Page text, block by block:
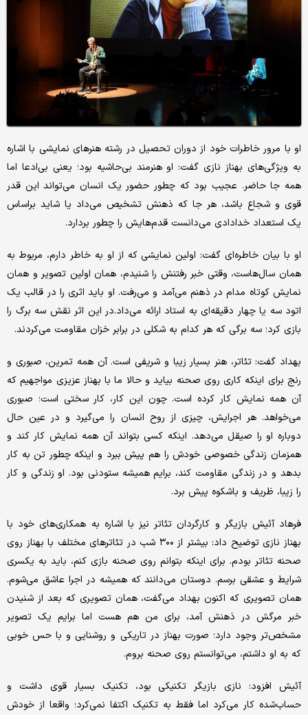
او با مرور خاطرات خود از دوران تحصیل در رشته هنرهای نمایشی با اشاره
به ویژگی‌های بهناز نازی گفت: او هنرمند بی‌حاشیه بود؛ یعنی بی‌ادعا اما
همه‌ جا حاضر. عجیب بود که چطور حضور یک انسان می‌تواند این‌ قدر
قوی و شجاع باشد، هر جا که ذهنش تشخیص می‌داد یا شاید براساس
یک استعداد خدادادی می‌دانست قدم‌هایش را چطور بردارد.
او با بیان خاطره‌ای گفت: اولین نمایشی که از او به خاطر دارم، مربوط به
همان سال‌هاست، وقتی خبر رفتنش را شنیدم، همان اولین تصویر و همان
نمایش کوتاه مدام در ذهنم می‌آمد و می‌رفت. او باید اثری را در قالب یک
اتود سه یا چهار دقیقه‌ای به استاد ارائه می‌داد.در این اثر نقش سه برگ را
بازی کرد؛ سه برگی که هر کدام به شکلی در برابر خزان مقاومت می‌کردند.
بهداد گفت: تئاتر، هنر بسیار زیبا و شریفی است. آن‌ همه تمرین، صبوری و
رنج برای اینکه کاری روی صحنه بیاید و حالا ما با بهناز عزیزی مواجهیم که
آن‌ همه نمایش کار کرده است. چون این کار، کار سختی‌ است؛ صبوری
می‌خواهد. هر اجرایش، چیزی از روح انسان را می‌گیرد و در عین حال
دوباره او را صیقل می‌دهد. اینکه کسی بتواند آن‌ همه نمایش کار کند و
همزمان زندگی خصوصی خودش را هم پیش ببرد و اینکه چطور تن به کار
بدهد و در زندگی مقاومت کند، برایم همیشه ستودنی بود. او زندگی و کار
را زیبا، ظریف و باشکوه پیش برد.
فرهاد آئیش بازیگر و کارگردان تئاتر نیز با اشاره به همکاری‌های خود با
بهناز نازی توضیح داد: بیشتر از ۳۰۰ شب در تئاترهای مختلف با بهناز روی
صحنه تئاتر بودم. برای اینکه بتوانم روی صحنه بازی کنم، باید به یکسری
شرایط و عشقی برسم. دوستان می‌دانند که همیشه در اجرا عاشق می‌شوم.
همان تصویری که اکنون بهداد می‌گفت، همان تصویری که بعد از شنیدن
خبر مرگش در ذهنش آمد، برای من هم هست اما برایم یک تصویر
مشخص‌تر وجود دارد؛ صورت بهناز در تاریکی و روشنایی و با حس خوبی
که به او داشتم، می‌توانستم روی صحنه بروم.
آئیش افزود: نازی بازیگر تکنیکی بود، تکنیک بسیار قوی داشت و
حساب‌شده کار می‌کرد اما فقط به تکنیک اکتفا نمی‌کرد؛ واقعا از خودش